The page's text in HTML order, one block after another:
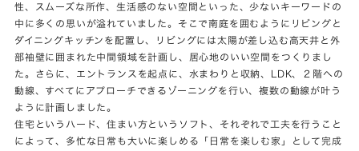
性、スムーズな所作、生活感のない空間といった、少ないキーワードの
中に多くの思いが溢れていました。そこで南庭を囲むようにリビングと
ダイニングキッチンを配置し、リビングには太陽が差し込む高天井と外
部袖壁に囲まれた中間領域を計画し、居心地のいい空間をつくりまし
た。さらに、エントランスを起点に、水まわりと収納、LDK、２階への
動線、すべてにアプローチできるゾーニングを行い、複数の動線が叶う
ように計画しました。
住宅というハード、住まい方というソフト、それぞれで工夫を行うこと
によって、多忙な日常も大いに楽しめる「日常を楽しむ家」として完成